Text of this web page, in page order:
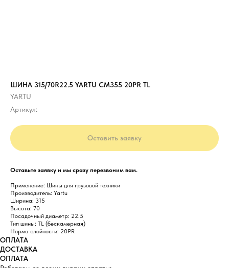
ШИНА 315/70R22.5 YARTU CM355 20PR TL
YARTU
Артикул:
Оставить заявку
Оставьте заявку и мы сразу перезвоним вам.
Применение: Шины для грузовой техники
Производитель: Yartu
Ширина: 315
Высота: 70
Посадочный диаметр: 22.5
Тип шины: TL (бескамерная)
Норма слойности: 20PR
ОПЛАТА
ДОСТАВКА
ОПЛАТА